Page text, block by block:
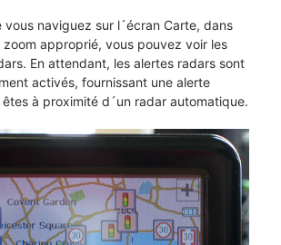
vous naviguez sur l´écran Carte, dans
zoom approprié, vous pouvez voir les
En attendant, les alertes radars sont
activés, fournissant une alerte
à proximité d´un radar automatique.